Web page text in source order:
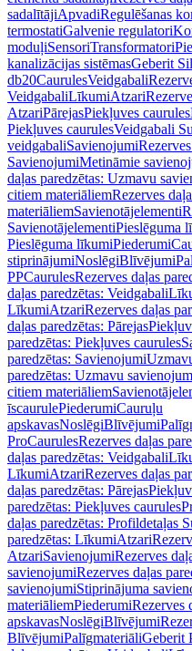
sadalītājiApvadiRegulēšanas
termostatiGalvenie regulatori
moduļiSensoriTransformatori
kanalizācijas sistēmasGeberit
db20CaurulesVeidgabali
VeidgabaliLīkumiAtzari
AtzariPārejasPiekļuves caurules
Piekļuves caurulesVeidgabali
veidgabaliSavienojumi
SavienojumiMetināmie
daļas paredzētas: Uzmavu
citiem materiāliemRezerves
materiāliemSavienotājelementi
SavienotājelementiPieslēguma
Pieslēguma līkumiPiederumi
stiprinājumiNoslēgiBlīvējumi
PPCaurulesRezerves daļas
daļas paredzētas: Veidgabali
LīkumiAtzariRezerves daļas
daļas paredzētas: Pārejas
paredzētas: Piekļuves caurules
paredzētas: Savienojumi
paredzētas: Uzmavu
citiem materiāliem
īscaurulePiederumiCauruļu
apskavasNoslēgiBlīvējumi
ProCaurulesRezerves daļas
daļas paredzētas: Veidgabali
LīkumiAtzariRezerves daļas
daļas paredzētas: Pārejas
paredzētas: Piekļuves caurules
daļas paredzētas: Profildetaļas
paredzētas: LīkumiAtzari
AtzariSavienojumiRezerves
savienojumiRezerves daļas
savienojumiStiprinājuma
materiāliemPiederumiRezerves
apskavasNoslēgiBlīvējumi
BlīvējumiPalīgmateriāliGeberit